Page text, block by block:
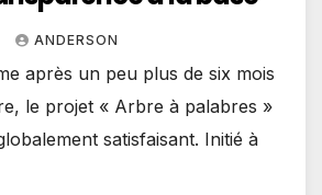
ANDERSON
après un peu plus de six mois
le projet « Arbre à palabres »
satisfaisant. Initié à